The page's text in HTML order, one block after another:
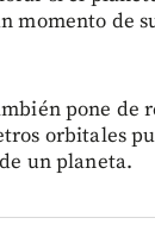
momento de
pone de
orbitales
un planeta.